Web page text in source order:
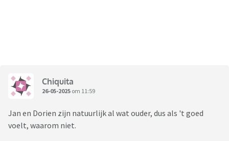
Chiquita
26-05-2025 om 11:59
Jan en Dorien zijn natuurlijk al wat ouder, dus als 't goed
voelt, waarom niet.